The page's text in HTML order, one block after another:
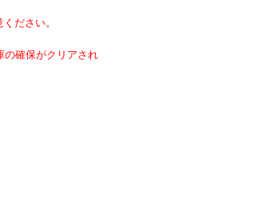
ださい。
の確保がクリアされ